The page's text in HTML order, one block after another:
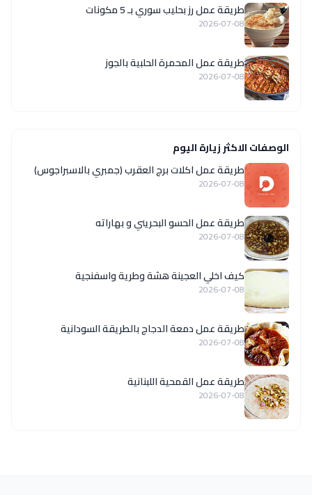
طريقة عمل رز بحليب سوري بـ 5 مكونات
2026-07-08
طريقة عمل المحمرة الحلبية بالجوز
2026-07-08
الوصفات الاكثر زيارة اليوم
طريقة عمل اكلات برج العقرب (جمبري بالاسبراجوس)
2026-07-08
طريقة عمل الحسو البحريني و بهاراته
2026-07-08
كيف اخلي العجينة هشة وطرية واسفنجية
2026-07-08
طريقة عمل دمعة الدجاج بالطريقة السودانية
2026-07-08
طريقة عمل القمحية اللبنانية
2026-07-08